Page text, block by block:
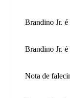
Brandino Jr.
Brandino Jr.
Nota de